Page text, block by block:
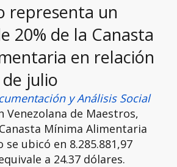
representa un
20% de la Canasta
en relación
julio
y Análisis Social
Venezolana de Maestros,
Mínima Alimentaria
se ubicó en 8.285.881,97
a 24.37 dólares.